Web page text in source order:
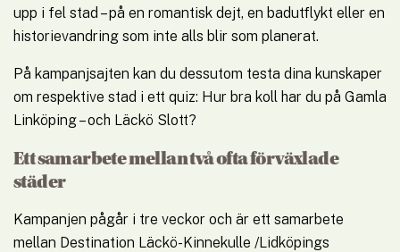
upp i fel stad – på en romantisk dejt, en badutflykt eller en
historievandring som inte alls blir som planerat.
På kampanjsajten kan du dessutom testa dina kunskaper
om respektive stad i ett quiz: Hur bra koll har du på Gamla
Linköping – och Läckö Slott?
Ett samarbete mellan två ofta förväxlade
städer
Kampanjen pågår i tre veckor och är ett samarbete
mellan Destination Läckö-Kinnekulle /Lidköpings